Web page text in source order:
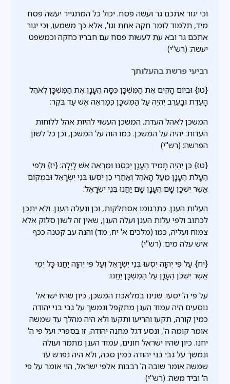
וכי יגור אתכם גר ועשה פסח. יכול כל המתגייר יעשה פסח
מיד, תלמוד לומר חקה אחת וגו', אלא כך משמעו, וכי יגור
אתכם גר ובא עת לעשות פסח עם חבריו כחקה וכמשפט
יעשה: (רש"י)
רביעי פרשת בהעלותך
{טו} וּבְיוֹם הָקִים אֶת הַמִּשְׁכָּן כִּסָּה הֶעָנָן אֶת הַמִּשְׁכָּן לְאֹהֶל
הָעֵדֻת וּבָעֶרֶב יִהְיֶה עַל הַמִּשְׁכָּן כְּמַרְאֵה אֵשׁ עַד בֹּקֶר:
המשכן לאהל העדת. המשכן העשוי להיות אהל ללוחות
העדות: יהיה על המשכן. כמו הוה על המשכן, וכן כל לשון
הפרשה: (רש"י)
{טז} כֵּן יִהְיֶה תָמִיד הֶעָנָן יְכַסֶּנּוּ וּמַרְאֵה אֵשׁ לָיְלָה: {יז} וּלְפִי
הֵעָלֹת הֶעָנָן מֵעַל הָאֹהֶל וְאַחֲרֵי כֵן יִסְעוּ בְּנֵי יִשְׂרָאֵל וּבִמְקוֹם
אֲשֶׁר יִשְׁכָּן שָׁם הֶעָנָן שָׁם יַחֲנוּ בְּנֵי יִשְׂרָאֵל:
העלות הענן. כתרגומו אסתלקות, וכן ונעלה הענן. ולא יתכן
לכתוב ולפי עלות הענן ועלה הענן, שאין זה לשון סלוק אלא
צמוח ועליה, כמו (מלכים א' יח, מד) והנה עב קטנה ככף
איש עלה מים: (רש"י)
{יח} עַל פִּי יְהוָה יִסְעוּ בְּנֵי יִשְׂרָאֵל וְעַל פִּי יְהוָה יַחֲנוּ כָּל יְמֵי
אֲשֶׁר יִשְׁכֹּן הֶעָנָן עַל הַמִּשְׁכָּן יַחֲנוּ:
על פי ה' יסעו. שנינו במלאכת המשכן, כיון שהיו ישראל
נוסעים היה עמוד הענן מתקפל ונמשך על גבי בני יהודה
כמין קורה, תקעו והריעו ותקעו ולא היה מהלך עד שמשה
אומר קומה ה', ונסע דגל מחנה יהודה, זו בספרי: ועל פי ה'
יחנו. כיון שהיו ישראל חונים, עמוד הענן מתמר ועולה
ונמשך על גבי בני יהודה כמין סכה, ולא היה נפרש עד
שמשה אומר שובה ה' רבבות אלפי ישראל, הוי אומר על פי
ה' וביד משה: (רש"י)